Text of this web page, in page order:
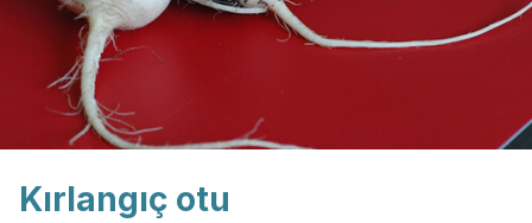
Kırlangıç otu